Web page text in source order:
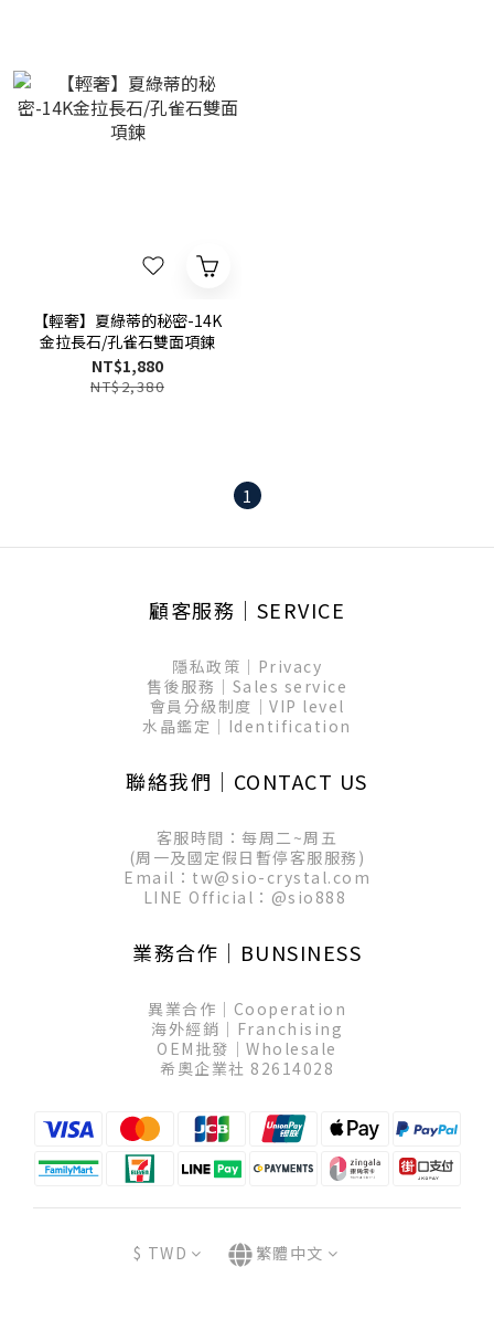
【輕奢】夏綠蒂的秘密-14K
金拉長石/孔雀石雙面項鍊
NT$1,880
NT$2,380
1
顧客服務│SERVICE
隱私政策│Privacy
售後服務│Sales service
會員分級制度│VIP level
水晶鑑定│Identification
聯絡我們│CONTACT US
客服時間：每周二~周五
(周一及國定假日暫停客服服務)
Email：tw@sio-crystal.com
LINE Official： @sio888
業務合作│BUNSINESS
異業合作│Cooperation
海外經銷│Franchising
OEM批發│Wholesale
希奧企業社 82614028
$ TWD 繁體中文